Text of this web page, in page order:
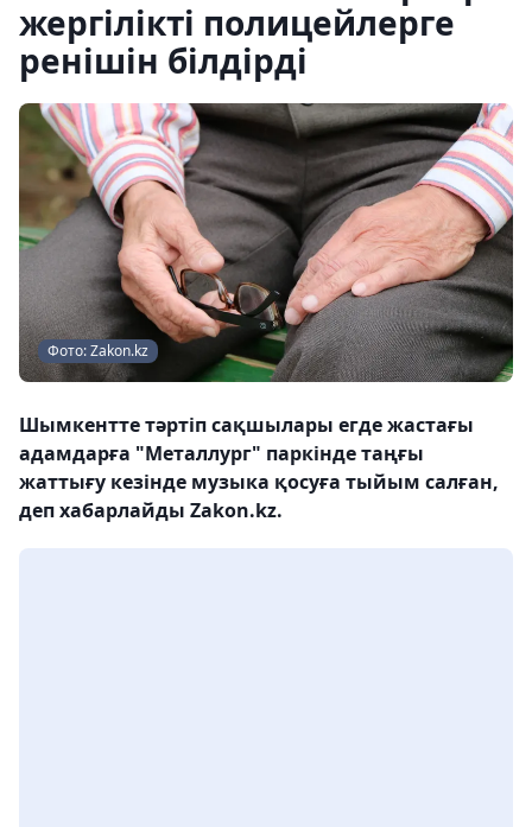
жергілікті полицейлерге
ренішін білдірді
Фото: Zakon.kz
Шымкентте тәртіп сақшылары егде жастағы
адамдарға "Металлург" паркінде таңғы
жаттығу кезінде музыка қосуға тыйым салған,
деп хабарлайды Zakon.kz.